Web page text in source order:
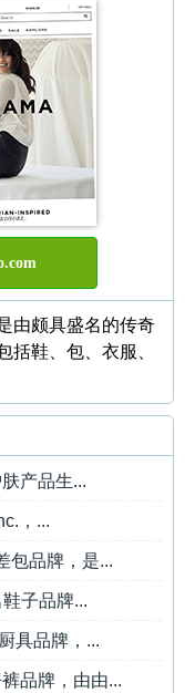
由颇具盛名的传奇
括鞋、包、衣服、
产品生...
，...
包品牌，是...
子品牌...
具品牌，...
品牌，由由...